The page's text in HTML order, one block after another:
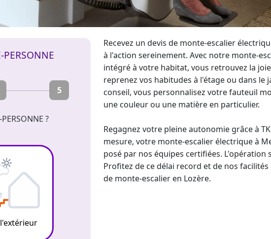
PERSONNE
5
?
Recevez un devis de monte-escalier
à l'action sereinement. Avec notre monte-
intégré à votre habitat, vous retrouvez la
reprenez vos habitudes à l'étage ou dans le
conseil, vous personnalisez votrefauteuil
une couleur ou une matière en particulier.
Regagnez votre pleine autonomie grâce à
mesure, votre monte-escalier électrique à
posé par nos équipes certifiées. L'opération
Profitez de ce délai record et de nos
de monte-escalier en Lozère.